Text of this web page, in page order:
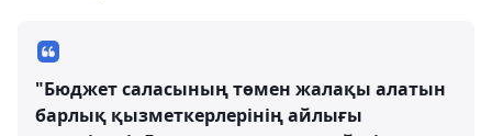
"Бюджет саласының төмен жалақы алатын
барлық қызметкерлерінің айлығы